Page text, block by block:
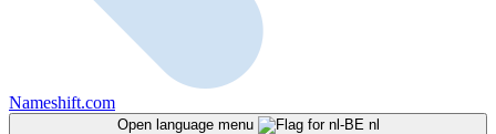
Nameshift.com
Open language menu nl